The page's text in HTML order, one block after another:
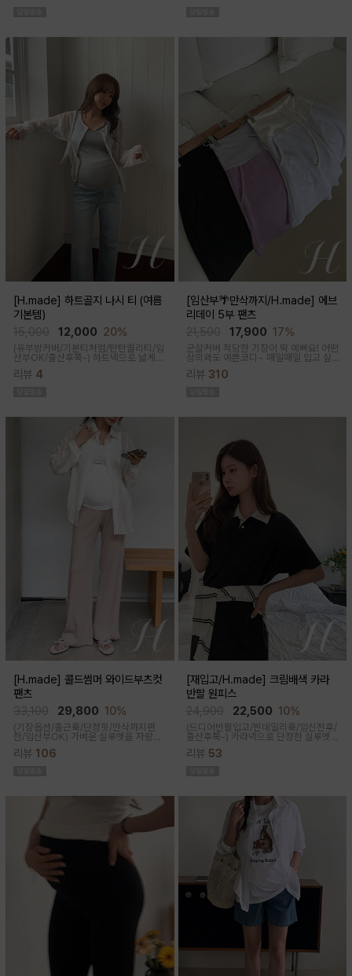
[H.made] 하트골지 나시 티 (여름
기본템)
12,000 20%
(유부방커버/기본티처럼/탄탄퀄리티/임
산부OK/출산후쭉-) 하트넥으로 넓게
루엣이 되고 넓은 암홀로 끼임이나 답답
리뷰 4
[임산부🌴만삭까지/H.made] 에브
리데이 5부 팬츠
17,900 17%
군살커버 적당한 기장이 딱 예뻐요! 어떤
상의와도 예쁜코디~ 매일매일 입고 싶
한 5부 기장감으로 군살커버
리뷰 310
[H.made] 콜드썸머 와이드부츠컷
팬츠
29,800 10%
(기장옵션/출근룩/단정핏/만삭까지편
한/임산부OK) 가벼운 실루엣을 자랑하
는 와이드 부츠컷 팬츠예요~ 시원한 원
단감과 디자인으로 쾌적하게 착용돼요
리뷰 106
[재입고/H.made] 크림배색 카라
반팔 원피스
22,500 10%
(드디어반팔입고/찐데일리룩/임신전후/
출산후쭉-) 카라넥으로 단정한 실루엣
과 배색 디테일이 들어가면서 전체적으
로 여유있는 핏감과 미운 군살을 가려주
리뷰 53